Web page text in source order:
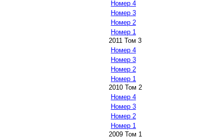
Номер 4
Номер 3
Номер 2
Номер 1
2011 Том 3
Номер 4
Номер 3
Номер 2
Номер 1
2010 Том 2
Номер 4
Номер 3
Номер 2
Номер 1
2009 Том 1